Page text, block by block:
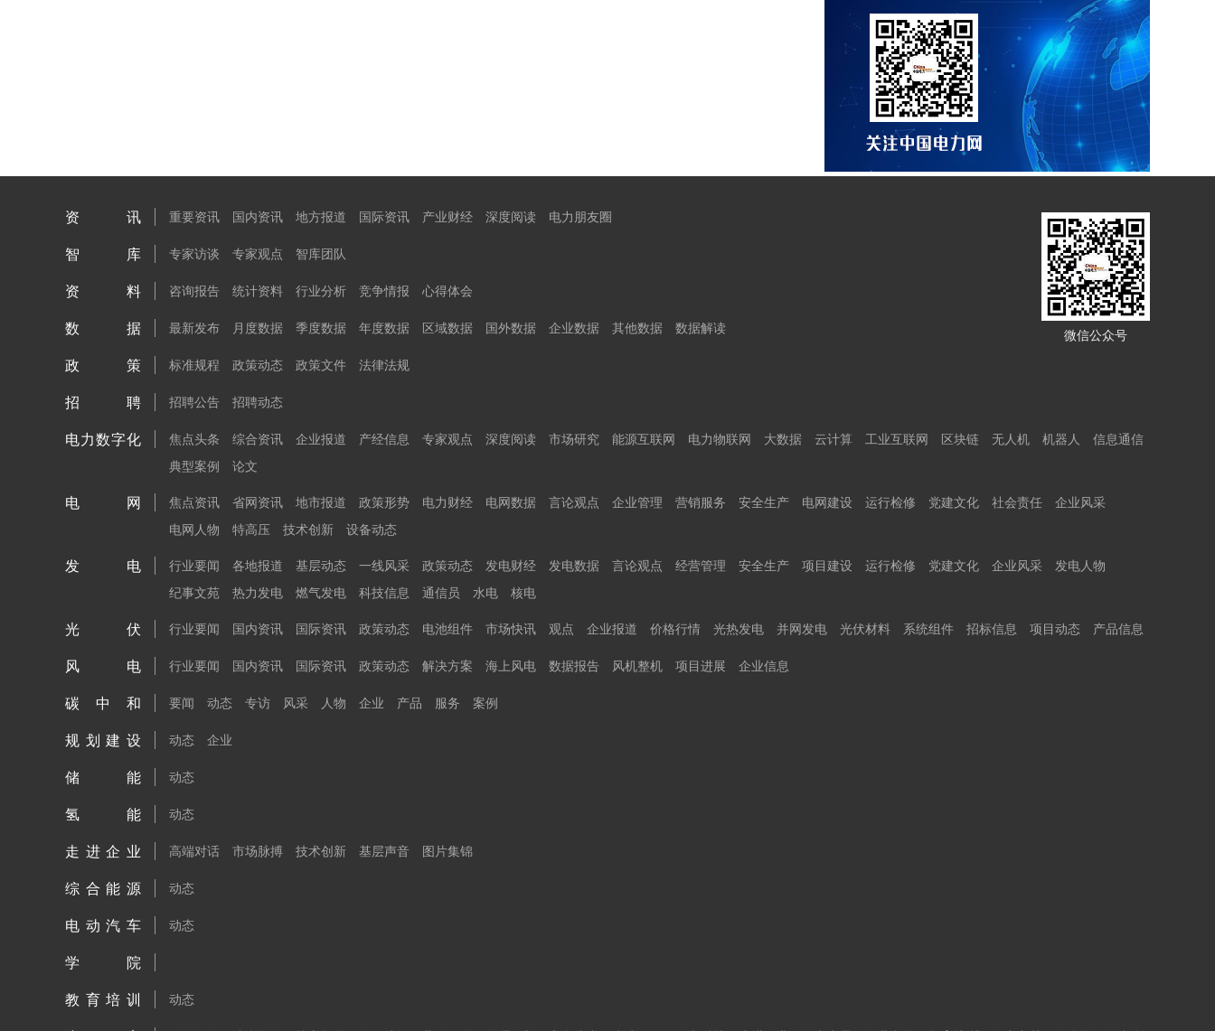
微信公众号
资讯 重要资讯 国内资讯 地方报道 国际资讯 产业财经 深度阅读 电力朋友圈
智库 专家访谈 专家观点 智库团队
资料 咨询报告 统计资料 行业分析 竞争情报 心得体会
数据 最新发布 月度数据 季度数据 年度数据 区域数据 国外数据 企业数据 其他数据 数据解读
政策 标准规程 政策动态 政策文件 法律法规
招聘 招聘公告 招聘动态
电力数字化 焦点头条 综合资讯 企业报道 产经信息 专家观点 深度阅读 市场研究 能源互联网 电力物联网 大数据 云计算 工业互联网 区块链 无人机 机器人
信息通信
典型案例
论文
电网 焦点资讯 省网资讯 地市报道 政策形势 电力财经 电网数据 言论观点 企业管理 营销服务 安全生产 电网建设 运行检修 党建文化 社会责任
企业风采
电网人物
特高压 技术创新 设备动态
发电 行业要闻 各地报道 基层动态 一线风采 政策动态 发电财经 发电数据 言论观点 经营管理 安全生产 项目建设 运行检修 党建文化 企业风采
发电人物
纪事文苑
热力发电 燃气发电 科技信息 通信员 水电 核电
光伏 行业要闻 国内资讯 国际资讯 政策动态 电池组件 市场快讯 观点 企业报道 价格行情 光热发电 并网发电 光伏材料 系统组件 招标信息 项目动态 产品信息
风电 行业要闻 国内资讯 国际资讯 政策动态 解决方案 海上风电 数据报告 风机整机 项目进展 企业信息
碳中和 要闻 动态 专访 风采 人物 企业 产品 服务 案例
规划建设 动态 企业
储能 动态
氢能 动态
走进企业 高端对话 市场脉搏 技术创新 基层声音 图片集锦
综合能源 动态
电动汽车 动态
学院
教育培训 动态